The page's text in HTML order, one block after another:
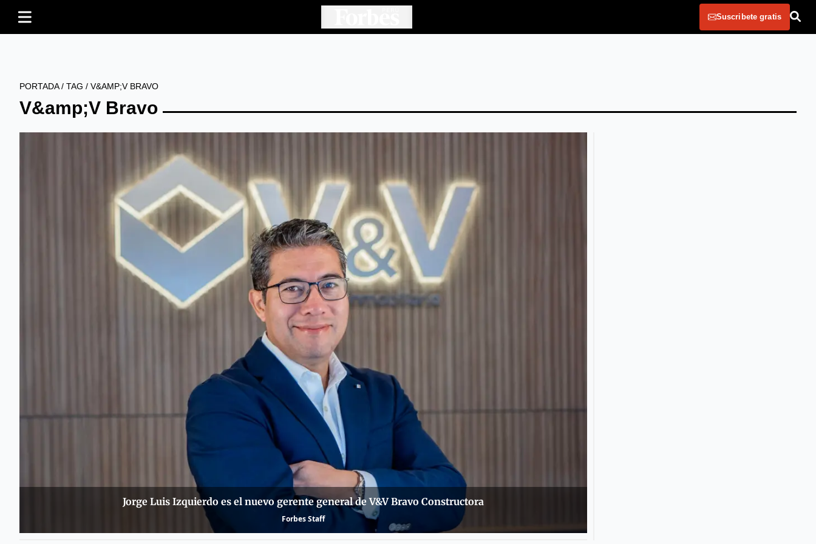
Suscribete gratis
PORTADA/ TAG / V&AMP;V BRAVO
V&amp;V Bravo
Jorge Luis Izquierdo es el nuevo gerente general de V&V Bravo Constructora
Forbes Staff